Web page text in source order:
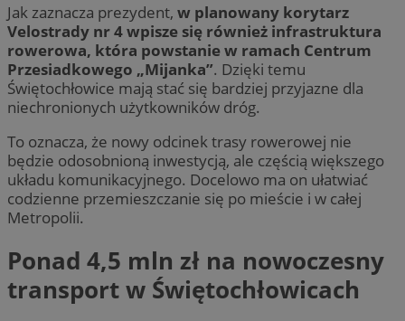
Jak zaznacza prezydent, w planowany korytarz
Velostrady nr 4 wpisze się również infrastruktura
rowerowa, która powstanie w ramach Centrum
Przesiadkowego „Mijanka”. Dzięki temu
Świętochłowice mają stać się bardziej przyjazne dla
niechronionych użytkowników dróg.
To oznacza, że nowy odcinek trasy rowerowej nie
będzie odosobnioną inwestycją, ale częścią większego
układu komunikacyjnego. Docelowo ma on ułatwiać
codzienne przemieszczanie się po mieście i w całej
Metropolii.
Ponad 4,5 mln zł na nowoczesny
transport w Świętochłowicach